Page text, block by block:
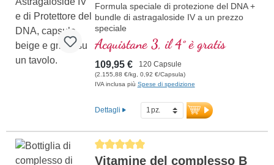
Formula speciale di protezione del DNA +
bundle di astragaloside IV a un prezzo
speciale
Acquistane 3, il 4° è gratis
109,95 € 120 Capsule
(2.155,88 €/kg, 0,92 €/Capsula)
IVA inclusa più Spese di spedizione
Dettagli
Average rating of 5 out of 5 stars
Vitamine del complesso B